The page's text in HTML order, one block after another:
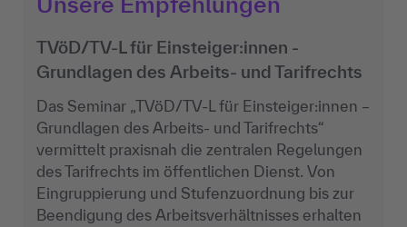
TVöD/TV-L für Einsteiger:innen -
Grundlagen des Arbeits- und Tarifrechts
Das Seminar „TVöD/TV-L für Einsteiger:innen –
Grundlagen des Arbeits- und Tarifrechts“
vermittelt praxisnah die zentralen Regelungen
des Tarifrechts im öffentlichen Dienst. Von
Eingruppierung und Stufenzuordnung bis zur
Beendigung des Arbeitsverhältnisses erhalten